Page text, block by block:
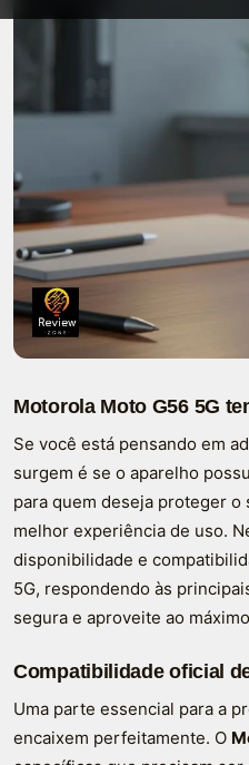
Motorola Moto G56 5G
Se você está pensando em
surgem é se o aparelho
para quem deseja proteger
melhor experiência de uso.
disponibilidade e
5G, respondendo às
segura e aproveite ao
Compatibilidade oficial
Uma parte essencial para a
encaixem perfeitamente. O